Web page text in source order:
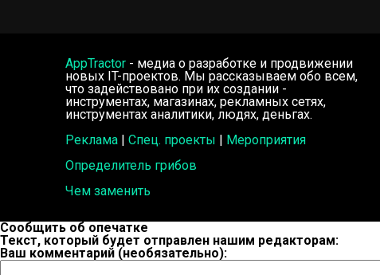
AppTractor - медиа о разработке и продвижении
новых IT-проектов. Мы рассказываем обо всем,
что задействовано при их создании -
инструментах, магазинах, рекламных сетях,
инструментах аналитики, людях, деньгах.
Реклама
Спец. проекты
Мероприятия
Определитель грибов
Чем заменить
Сообщить об опечатке
Текст, который будет отправлен нашим редакторам:
Ваш комментарий (необязательно):